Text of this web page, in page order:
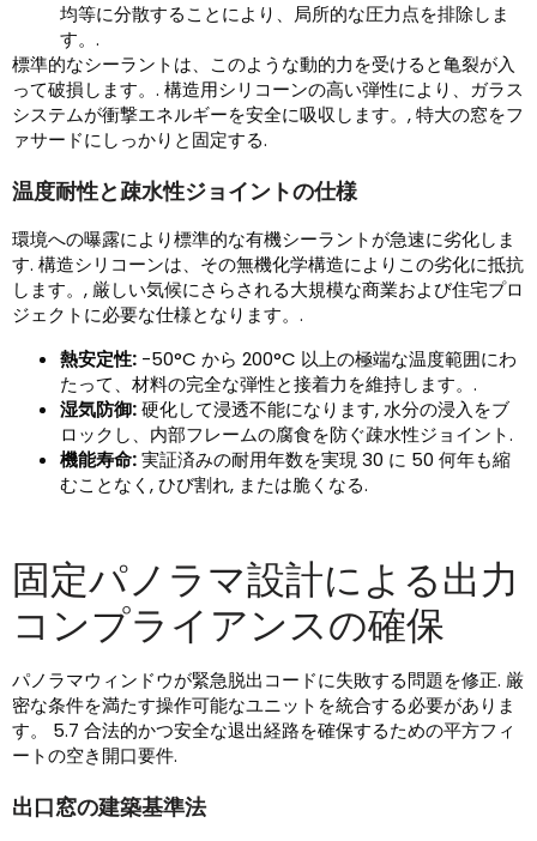
均等に分散することにより、局所的な圧力点を排除しま
す。.
標準的なシーラントは、このような動的力を受けると亀裂が入
って破損します。. 構造用シリコーンの高い弾性により、ガラス
システムが衝撃エネルギーを安全に吸収します。, 特大の窓をフ
ァサードにしっかりと固定する.
温度耐性と疎水性ジョイントの仕様
環境への曝露により標準的な有機シーラントが急速に劣化しま
す. 構造シリコーンは、その無機化学構造によりこの劣化に抵抗
します。, 厳しい気候にさらされる大規模な商業および住宅プロ
ジェクトに必要な仕様となります。.
熱安定性: -50°C から 200°C 以上の極端な温度範囲にわ
たって、材料の完全な弾性と接着力を維持します。.
湿気防御:硬化して浸透不能になります, 水分の浸入をブ
ロックし、内部フレームの腐食を防ぐ疎水性ジョイント.
機能寿命:実証済みの耐用年数を実現 30 に 50 何年も縮
むことなく, ひび割れ, または脆くなる.
固定パノラマ設計による出力
コンプライアンスの確保
パノラマウィンドウが緊急脱出コードに失敗する問題を修正. 厳
密な条件を満たす操作可能なユニットを統合する必要がありま
す。 5.7 合法的かつ安全な退出経路を確保するための平方フィ
ートの空き開口要件.
出口窓の建築基準法